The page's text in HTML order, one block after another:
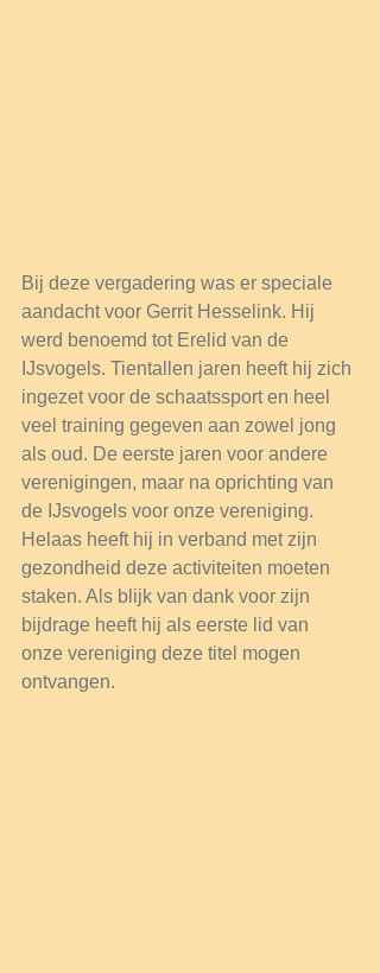
Bij deze vergadering was er speciale
aandacht voor Gerrit Hesselink. Hij
werd benoemd tot Erelid van de
IJsvogels. Tientallen jaren heeft hij zich
ingezet voor de schaatssport en heel
veel training gegeven aan zowel jong
als oud. De eerste jaren voor andere
verenigingen, maar na oprichting van
de IJsvogels voor onze vereniging.
Helaas heeft hij in verband met zijn
gezondheid deze activiteiten moeten
staken. Als blijk van dank voor zijn
bijdrage heeft hij als eerste lid van
onze vereniging deze titel mogen
ontvangen.